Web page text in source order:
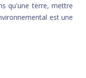
qu'une terre, mettre
est une